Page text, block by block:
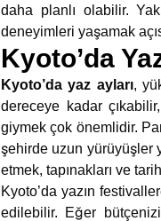
daha planlı olabilir.
deneyimleri yaşamak
Kyoto’da
Kyoto’da yaz ayları,
dereceye kadar
giymek çok önemlidir.
şehirde uzun yürüyüşler
etmek, tapınakları ve
Kyoto’da yazın
edilebilir. Eğer bütçenizi